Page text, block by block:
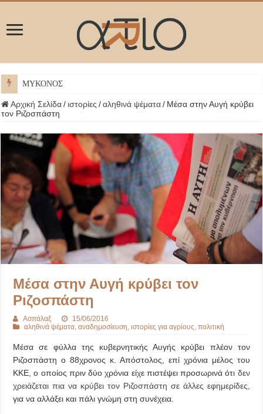
ΜΥΚΟΝΟΣ
Αρχική Σελίδα / ιστορίες / αληθινά ψέματα / Μέσα στην Αυγή κρύβει
τον Ριζοσπάστη
Μέσα στην Αυγή κρύβει τον
Ριζοσπάστη
Ασπάλαξ
15/06/2016
αληθινά ψέματα,αναδημοσίευση,ιστορίες για αγρίους,πολιτική
Μέσα σε φύλλα της κυβερνητικής Αυγής κρύβει πλέον τον
Ριζοσπάστη ο 88χρονος κ. Απόστολος, επί χρόνια μέλος του
ΚΚΕ, ο οποίος πριν δύο χρόνια είχε πιστέψει προσωρινά ότι δεν
χρειάζεται πια να κρύβει τον Ριζοσπάστη σε άλλες εφημερίδες,
για να αλλάξει και πάλι γνώμη στη συνέχεια.